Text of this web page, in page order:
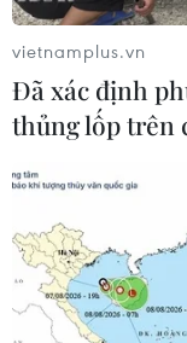
TIN CÙNG
Liên hợp quốc
công dân
vietnamplus.vn
Đã xác định
thủng lốp trên